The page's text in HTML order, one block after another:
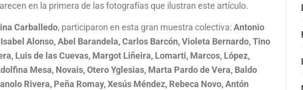
en la primera de las fotografías que ilustran este artículo.
Carballedo, participaron en esta gran muestra colectiva: Antonio
Alonso, Abel Barandela, Carlos Barcón, Violeta Bernardo, Tino
Luis de las Cuevas, Margot Liñeira, Lomarti, Marcos, López,
Mesa, Novais, Otero Yglesias, Marta Pardo de Vera, Baldo
Rivera, Peña Romay, Xesús Méndez, Rebeca Novo, Antón